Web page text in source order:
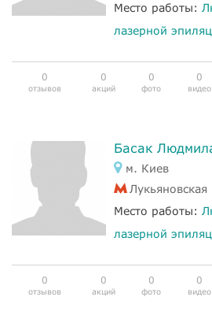
Место работы:
лазерной
0
отзывов
0
акций
0
фото
0
видео
Басак
м. Киев
Лукьяновская
Место работы:
лазерной
0
отзывов
0
акций
0
фото
0
видео